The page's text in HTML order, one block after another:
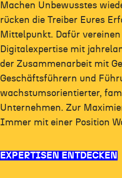
Machen Unbewusstes
rücken die Treiber Eures
Mittelpunkt. Dafür
Digitalexpertise mit
der Zusammenarbeit mit
Geschäftsführern und
wachstumsorientierter,
Unternehmen. Zur
Immer mit einer Position
EXPERTISEN ENTDECKEN